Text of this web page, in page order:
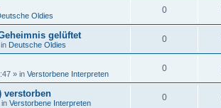
Oldies
0
gelüftet
Deutsche Oldies
0
» in Verstorbene Interpreten
0
verstorben
in Verstorbene Interpreten
0